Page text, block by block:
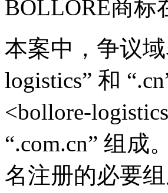
BOLLORE商标
本案中，争议
logistics” 和
“.com.cn” 组成
名注册的必要